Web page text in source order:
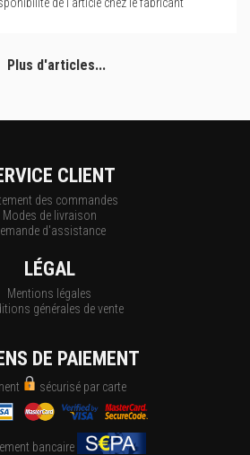
Plus d'articles...
CLIENT
des commandes
Modes de livraison
d'assistance
LÉGAL
Mentions légales
générales de vente
DE PAIEMENT
sécurisé par carte
bancaire